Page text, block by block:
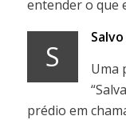
entender o que
S
Salvo
Uma
prédio em